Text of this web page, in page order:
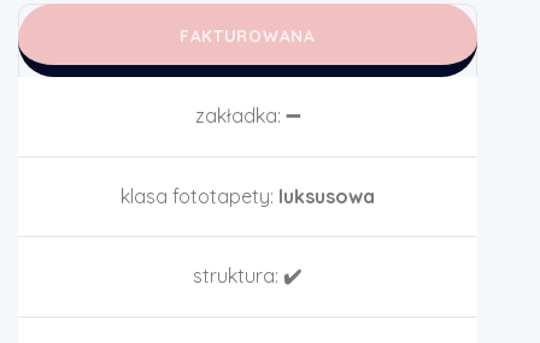
FAKTUROWANA
zakładka: ➖
klasa fototapety: luksusowa
struktura: ✔️